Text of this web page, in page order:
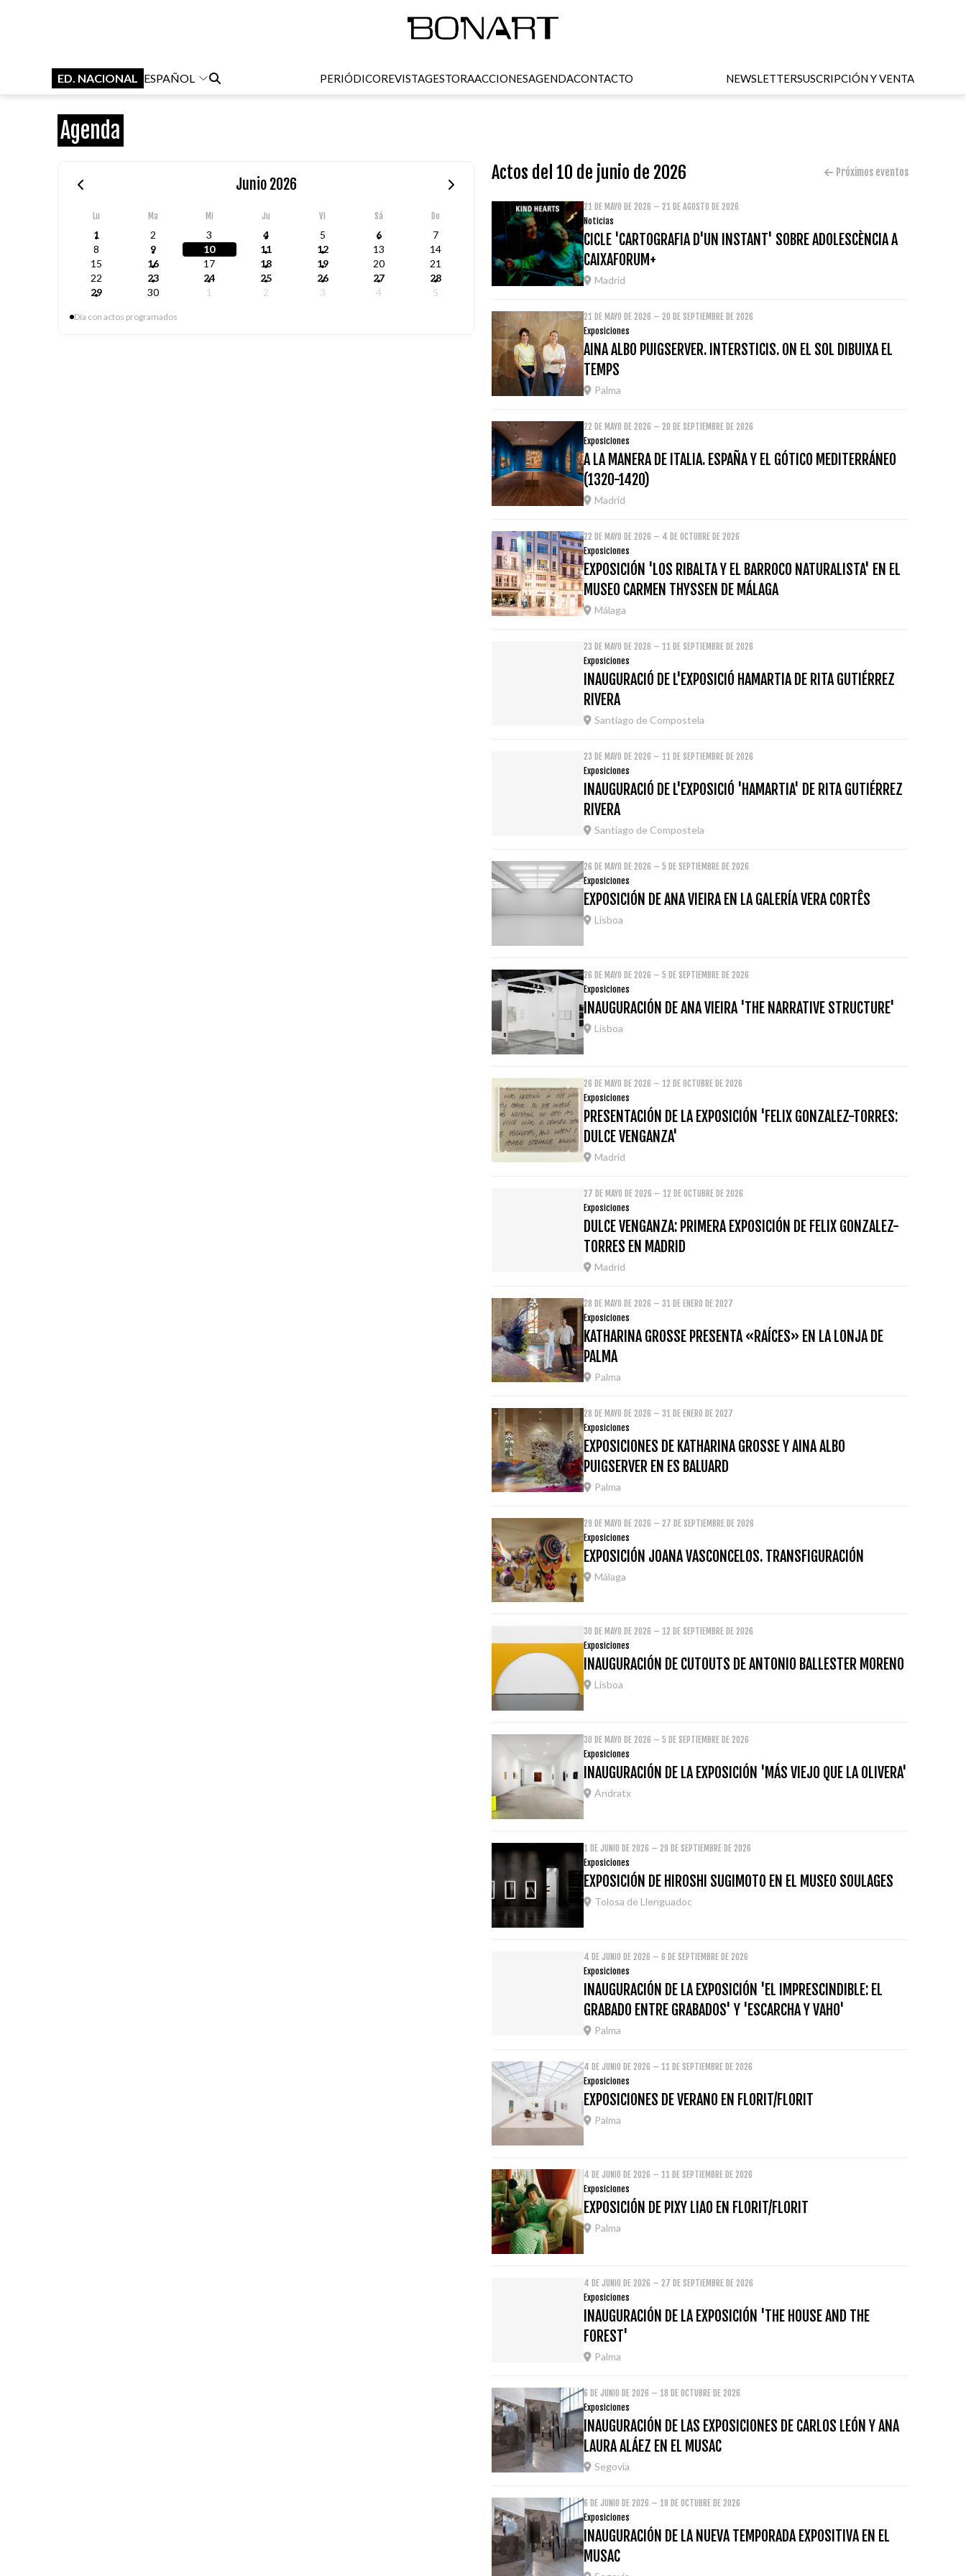
ED. NACIONAL ESPAÑOL PERIÓDICOREVISTAGESTORAACCIONESAGENDACONTACTO NEWSLETTERSUSCRIPCIÓN Y VENTA
Agenda
Junio 2026
Lu Ma Mi Ju Vi Sá Do
1 2 3 4 5 6
7
8
9 10 11 12 13
14
15
16 17 18 19 20
21
22
23 24 25 26 27
28
29
30 1 2 3 4 5
Día con actos programados
Actos del 10 de junio de 2026 Próximos eventos
21 DE MAYO DE 2026 – 21 DE AGOSTO DE 2026
Noticias
CICLE 'CARTOGRAFIA D'UN INSTANT' SOBRE ADOLESCÈNCIA A
CAIXAFORUM+
Madrid
21 DE MAYO DE 2026 – 20 DE SEPTIEMBRE DE 2026
Exposiciones
AINA ALBO PUIGSERVER. INTERSTICIS. ON EL SOL DIBUIXA EL
TEMPS
Palma
22 DE MAYO DE 2026 – 20 DE SEPTIEMBRE DE 2026
Exposiciones
A LA MANERA DE ITALIA. ESPAÑA Y EL GÓTICO MEDITERRÁNEO
(1320-1420)
Madrid
22 DE MAYO DE 2026 – 4 DE OCTUBRE DE 2026
Exposiciones
EXPOSICIÓN 'LOS RIBALTA Y EL BARROCO NATURALISTA' EN EL
MUSEO CARMEN THYSSEN DE MÁLAGA
Málaga
23 DE MAYO DE 2026 – 11 DE SEPTIEMBRE DE 2026
Exposiciones
INAUGURACIÓ DE L'EXPOSICIÓ HAMARTIA DE RITA GUTIÉRREZ
RIVERA
Santiago de Compostela
23 DE MAYO DE 2026 – 11 DE SEPTIEMBRE DE 2026
Exposiciones
INAUGURACIÓ DE L'EXPOSICIÓ 'HAMARTIA' DE RITA GUTIÉRREZ
RIVERA
Santiago de Compostela
26 DE MAYO DE 2026 – 5 DE SEPTIEMBRE DE 2026
Exposiciones
EXPOSICIÓN DE ANA VIEIRA EN LA GALERÍA VERA CORTÊS
Lisboa
26 DE MAYO DE 2026 – 5 DE SEPTIEMBRE DE 2026
Exposiciones
INAUGURACIÓN DE ANA VIEIRA 'THE NARRATIVE STRUCTURE'
Lisboa
26 DE MAYO DE 2026 – 12 DE OCTUBRE DE 2026
Exposiciones
PRESENTACIÓN DE LA EXPOSICIÓN 'FELIX GONZALEZ-TORRES:
DULCE VENGANZA'
Madrid
27 DE MAYO DE 2026 – 12 DE OCTUBRE DE 2026
Exposiciones
DULCE VENGANZA: PRIMERA EXPOSICIÓN DE FELIX GONZALEZ-
TORRES EN MADRID
Madrid
28 DE MAYO DE 2026 – 31 DE ENERO DE 2027
Exposiciones
KATHARINA GROSSE PRESENTA «RAÍCES» EN LA LONJA DE
PALMA
Palma
28 DE MAYO DE 2026 – 31 DE ENERO DE 2027
Exposiciones
EXPOSICIONES DE KATHARINA GROSSE Y AINA ALBO
PUIGSERVER EN ES BALUARD
Palma
29 DE MAYO DE 2026 – 27 DE SEPTIEMBRE DE 2026
Exposiciones
EXPOSICIÓN JOANA VASCONCELOS. TRANSFIGURACIÓN
Málaga
30 DE MAYO DE 2026 – 12 DE SEPTIEMBRE DE 2026
Exposiciones
INAUGURACIÓN DE CUTOUTS DE ANTONIO BALLESTER MORENO
Lisboa
30 DE MAYO DE 2026 – 5 DE SEPTIEMBRE DE 2026
Exposiciones
INAUGURACIÓN DE LA EXPOSICIÓN 'MÁS VIEJO QUE LA OLIVERA'
Andratx
1 DE JUNIO DE 2026 – 29 DE SEPTIEMBRE DE 2026
Exposiciones
EXPOSICIÓN DE HIROSHI SUGIMOTO EN EL MUSEO SOULAGES
Tolosa de Llenguadoc
4 DE JUNIO DE 2026 – 6 DE SEPTIEMBRE DE 2026
Exposiciones
INAUGURACIÓN DE LA EXPOSICIÓN 'EL IMPRESCINDIBLE: EL
GRABADO ENTRE GRABADOS' Y 'ESCARCHA Y VAHO'
Palma
4 DE JUNIO DE 2026 – 11 DE SEPTIEMBRE DE 2026
Exposiciones
EXPOSICIONES DE VERANO EN FLORIT/FLORIT
Palma
4 DE JUNIO DE 2026 – 11 DE SEPTIEMBRE DE 2026
Exposiciones
EXPOSICIÓN DE PIXY LIAO EN FLORIT/FLORIT
Palma
4 DE JUNIO DE 2026 – 27 DE SEPTIEMBRE DE 2026
Exposiciones
INAUGURACIÓN DE LA EXPOSICIÓN 'THE HOUSE AND THE
FOREST'
Palma
6 DE JUNIO DE 2026 – 18 DE OCTUBRE DE 2026
Exposiciones
INAUGURACIÓN DE LAS EXPOSICIONES DE CARLOS LEÓN Y ANA
LAURA ALÁEZ EN EL MUSAC
Segovia
6 DE JUNIO DE 2026 – 18 DE OCTUBRE DE 2026
Exposiciones
INAUGURACIÓN DE LA NUEVA TEMPORADA EXPOSITIVA EN EL
MUSAC